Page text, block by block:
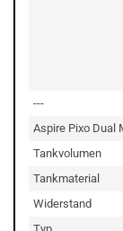
---
Aspire Pixo Dual
Tankvolumen
Tankmaterial
Widerstand